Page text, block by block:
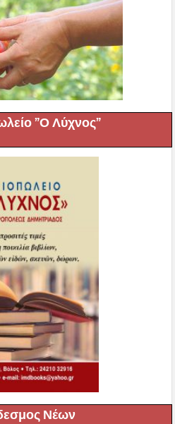
”Ο Λύχνος”
Νέων